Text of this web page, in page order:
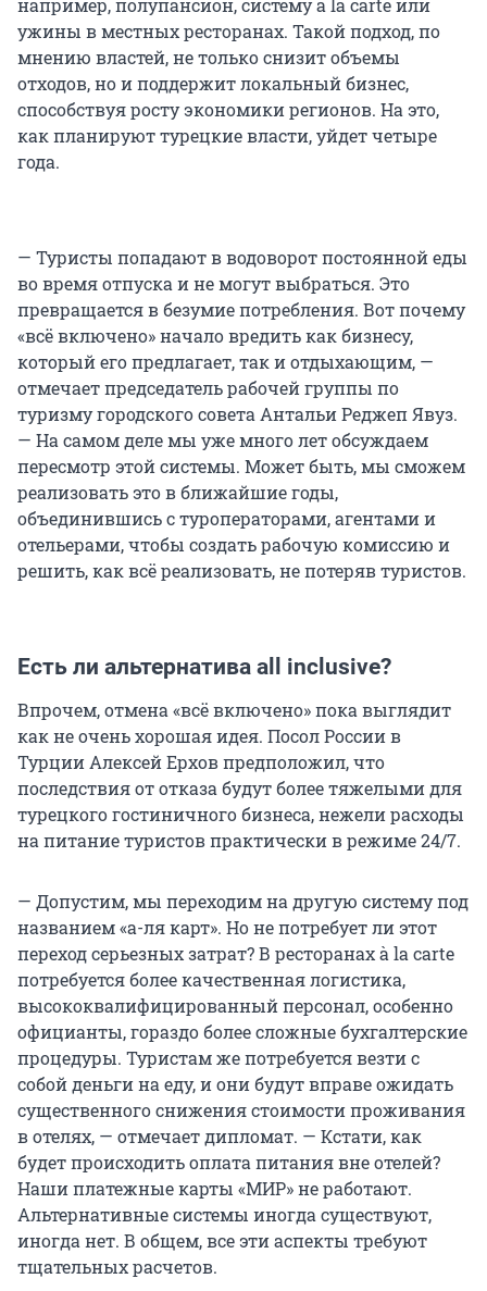
например, полупансион, систему à la carte или
ужины в местных ресторанах. Такой подход, по
мнению властей, не только снизит объемы
отходов, но и поддержит локальный бизнес,
способствуя росту экономики регионов. На это,
как планируют турецкие власти, уйдет четыре
года.
— Туристы попадают в водоворот постоянной еды
во время отпуска и не могут выбраться. Это
превращается в безумие потребления. Вот почему
«всё включено» начало вредить как бизнесу,
который его предлагает, так и отдыхающим, —
отмечает председатель рабочей группы по
туризму городского совета Антальи Реджеп Явуз.
— На самом деле мы уже много лет обсуждаем
пересмотр этой системы. Может быть, мы сможем
реализовать это в ближайшие годы,
объединившись с туроператорами, агентами и
отельерами, чтобы создать рабочую комиссию и
решить, как всё реализовать, не потеряв туристов.
Есть ли альтернатива all inclusive?
Впрочем, отмена «всё включено» пока выглядит
как не очень хорошая идея. Посол России в
Турции Алексей Ерхов предположил, что
последствия от отказа будут более тяжелыми для
турецкого гостиничного бизнеса, нежели расходы
на питание туристов практически в режиме 24/7.
— Допустим, мы переходим на другую систему под
названием «а-ля карт». Но не потребует ли этот
переход серьезных затрат? В ресторанах à la carte
потребуется более качественная логистика,
высококвалифицированный персонал, особенно
официанты, гораздо более сложные бухгалтерские
процедуры. Туристам же потребуется везти с
собой деньги на еду, и они будут вправе ожидать
существенного снижения стоимости проживания
в отелях, — отмечает дипломат. — Кстати, как
будет происходить оплата питания вне отелей?
Наши платежные карты «МИР» не работают.
Альтернативные системы иногда существуют,
иногда нет. В общем, все эти аспекты требуют
тщательных расчетов.